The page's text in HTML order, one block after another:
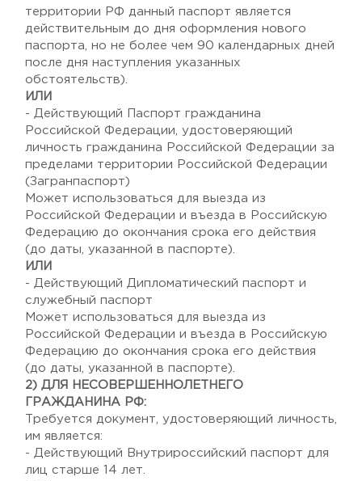
территории РФ данный паспорт является
действительным до дня оформления нового
паспорта, но не более чем 90 календарных дней
после дня наступления указанных
обстоятельств).
ИЛИ
- Действующий Паспорт гражданина
Российской Федерации, удостоверяющий
личность гражданина Российской Федерации за
пределами территории Российской Федерации
(Загранпаспорт)
Может использоваться для выезда из
Российской Федерации и въезда в Российскую
Федерацию до окончания срока его действия
(до даты, указанной в паспорте).
ИЛИ
- Действующий Дипломатический паспорт и
служебный паспорт
Может использоваться для выезда из
Российской Федерации и въезда в Российскую
Федерацию до окончания срока его действия
(до даты, указанной в паспорте).
2) ДЛЯ НЕСОВЕРШЕННОЛЕТНЕГО
ГРАЖДАНИНА РФ:
Требуется документ, удостоверяющий личность,
им является:
- Действующий Внутрироссийский паспорт для
лиц старше 14 лет.